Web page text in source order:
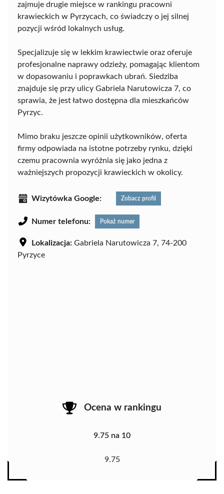
zajmuje drugie miejsce w rankingu pracowni
krawieckich w Pyrzycach, co świadczy o jej silnej
pozycji wśród lokalnych usług.
Specjalizuje się w lekkim krawiectwie oraz oferuje
profesjonalne naprawy odzieży, pomagając klientom
w dopasowaniu i poprawkach ubrań. Siedziba
znajduje się przy ulicy Gabriela Narutowicza 7, co
sprawia, że jest łatwo dostępna dla mieszkańców
Pyrzyc.
Mimo braku jeszcze opinii użytkowników, oferta
firmy odpowiada na istotne potrzeby rynku, dzięki
czemu pracownia wyróżnia się jako jedna z
ważniejszych propozycji krawieckich w okolicy.
Wizytówka Google: Zobacz profil
Numer telefonu: Pokaż numer
Lokalizacja: Gabriela Narutowicza 7, 74-200
Pyrzyce
Ocena w rankingu
9.75 na 10
9.75